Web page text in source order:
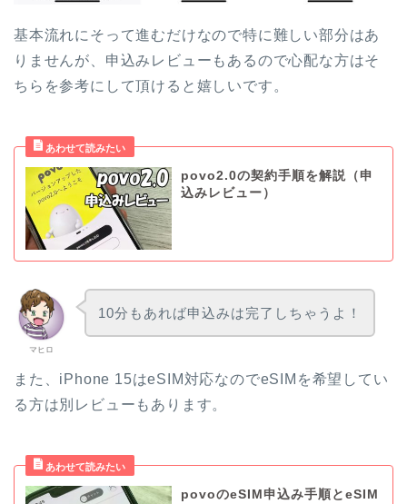
基本流れにそって進むだけなので特に難しい部分はあ
りませんが、申込みレビューもあるので心配な方はそ
ちらを参考にして頂けると嬉しいです。
povo2.0の契約手順を解説（申
込みレビュー）
マヒロ
10分もあれば申込みは完了しちゃうよ！
また、iPhone 15はeSIM対応なのでeSIMを希望してい
る方は別レビューもあります。
povoのeSIM申込み手順とeSIM